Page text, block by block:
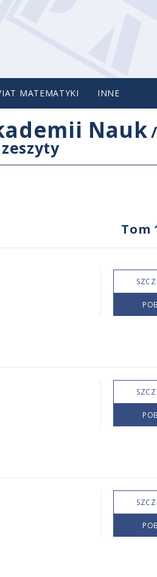
MATEMATYKI INNE
Nauk/
Tom